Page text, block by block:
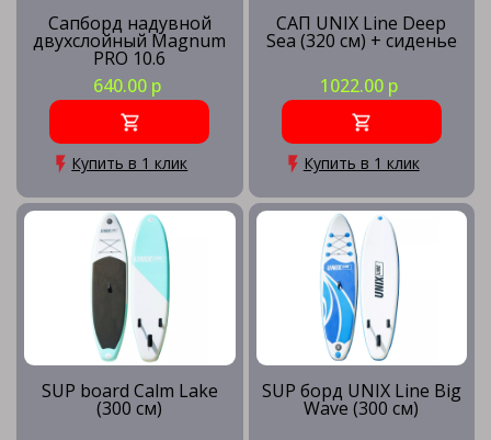
Сапборд надувной
двухслойный Magnum
PRO 10.6
640.00 р
Купить в 1 клик
САП UNIX Line Deep
Sea (320 см) + сиденье
1022.00 р
Купить в 1 клик
SUP board Calm Lake
(300 см)
SUP борд UNIX Line Big
Wave (300 см)